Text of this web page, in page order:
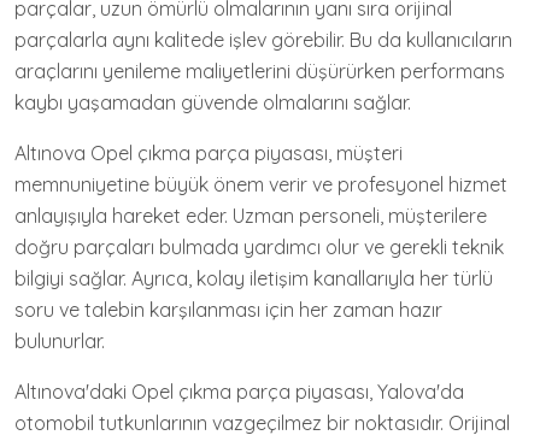
parçalar, uzun ömürlü olmalarının yanı sıra orijinal
parçalarla aynı kalitede işlev görebilir. Bu da kullanıcıların
araçlarını yenileme maliyetlerini düşürürken performans
kaybı yaşamadan güvende olmalarını sağlar.
Altınova Opel çıkma parça piyasası, müşteri
memnuniyetine büyük önem verir ve profesyonel hizmet
anlayışıyla hareket eder. Uzman personeli, müşterilere
doğru parçaları bulmada yardımcı olur ve gerekli teknik
bilgiyi sağlar. Ayrıca, kolay iletişim kanallarıyla her türlü
soru ve talebin karşılanması için her zaman hazır
bulunurlar.
Altınova'daki Opel çıkma parça piyasası, Yalova'da
otomobil tutkunlarının vazgeçilmez bir noktasıdır. Orijinal